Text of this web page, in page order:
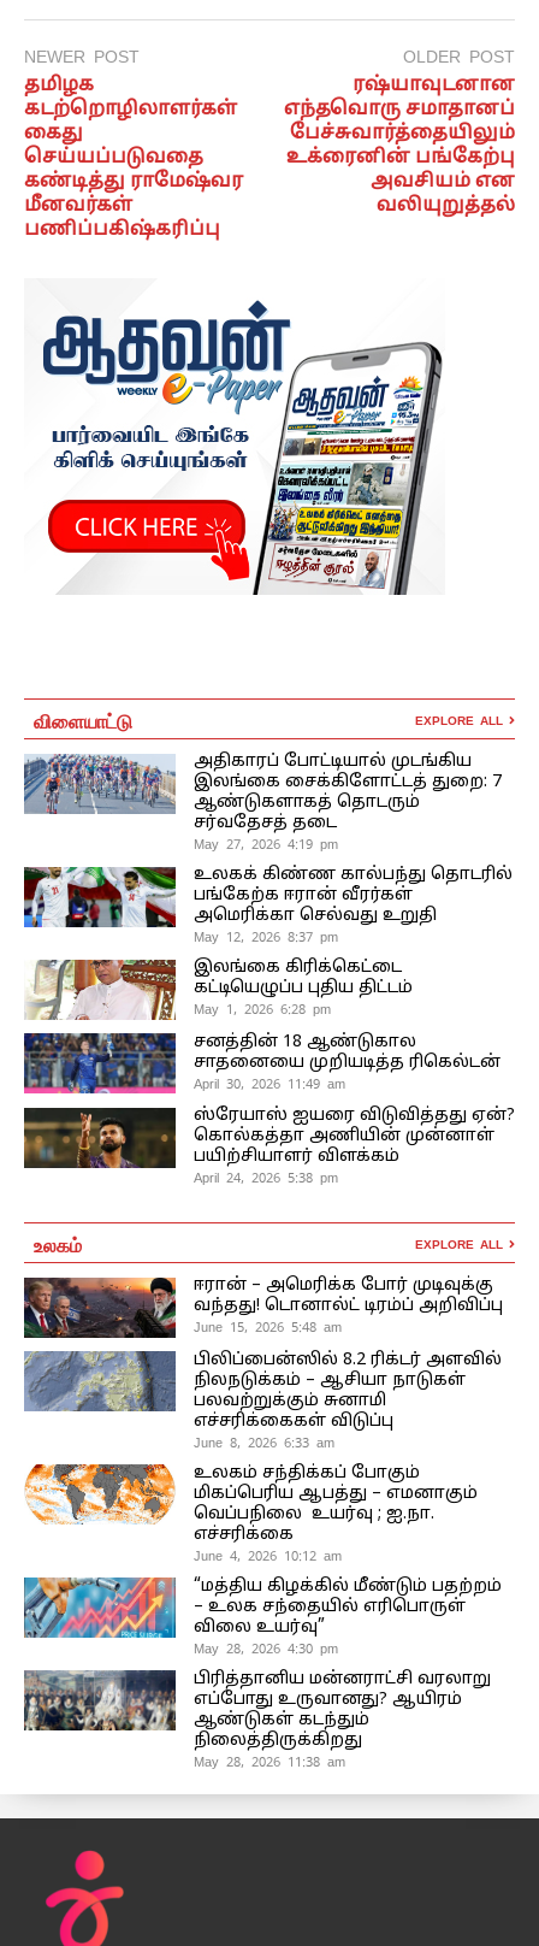
NEWER POST
தமிழக
கடற்றொழிலாளர்கள்
கைது
செய்யப்படுவதை
கண்டித்து ராமேஷ்வர
மீனவர்கள்
பணிப்பகிஷ்கரிப்பு
OLDER POST
ரஷ்யாவுடனான
எந்தவொரு சமாதானப்
பேச்சுவார்த்தையிலும்
உக்ரைனின் பங்கேற்பு
அவசியம் என
வலியுறுத்தல்
விளையாட்டு EXPLORE ALL
அதிகாரப் போட்டியால் முடங்கிய
இலங்கை சைக்கிளோட்டத் துறை: 7
ஆண்டுகளாகத் தொடரும்
சர்வதேசத் தடை
May 27, 2026 4:19 pm
உலகக் கிண்ண கால்பந்து தொடரில்
பங்கேற்க ஈரான் வீரர்கள்
அமெரிக்கா செல்வது உறுதி
May 12, 2026 8:37 pm
இலங்கை கிரிக்கெட்டை
கட்டியெழுப்ப புதிய திட்டம்
May 1, 2026 6:28 pm
சனத்தின் 18 ஆண்டுகால
சாதனையை முறியடித்த ரிகெல்டன்
April 30, 2026 11:49 am
ஸ்ரேயாஸ் ஐயரை விடுவித்தது ஏன்?
கொல்கத்தா அணியின் முன்னாள்
பயிற்சியாளர் விளக்கம்
April 24, 2026 5:38 pm
உலகம் EXPLORE ALL
ஈரான் – அமெரிக்க போர் முடிவுக்கு
வந்தது! டொனால்ட் டிரம்ப் அறிவிப்பு
June 15, 2026 5:48 am
பிலிப்பைன்ஸில் 8.2 ரிக்டர் அளவில்
நிலநடுக்கம் – ஆசியா நாடுகள்
பலவற்றுக்கும் சுனாமி
எச்சரிக்கைகள் விடுப்பு
June 8, 2026 6:33 am
உலகம் சந்திக்கப் போகும்
மிகப்பெரிய ஆபத்து – எமனாகும்
வெப்பநிலை உயர்வு ; ஐ.நா.
எச்சரிக்கை
June 4, 2026 10:12 am
“மத்திய கிழக்கில் மீண்டும் பதற்றம்
– உலக சந்தையில் எரிபொருள்
விலை உயர்வு”
May 28, 2026 4:30 pm
பிரித்தானிய மன்னராட்சி வரலாறு
எப்போது உருவானது? ஆயிரம்
ஆண்டுகள் கடந்தும்
நிலைத்திருக்கிறது
May 28, 2026 11:38 am